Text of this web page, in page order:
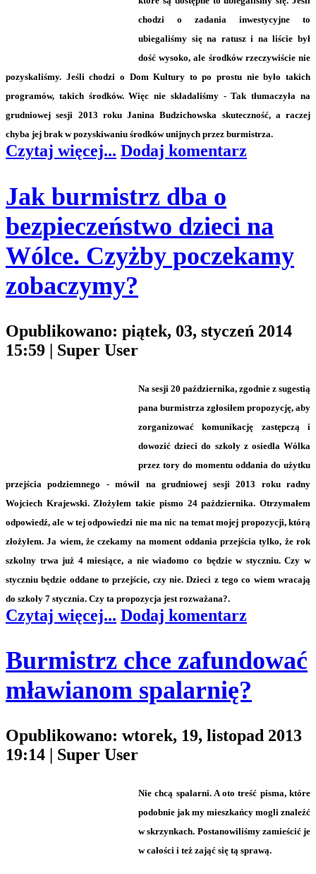
chodzi o zadania inwestycyjne to
ubiegaliśmy się na ratusz i na liście był
dość wysoko, ale środków rzeczywiście nie
pozyskaliśmy. Jeśli chodzi o Dom Kultury to po prostu nie było takich
programów, takich środków. Więc nie składaliśmy - Tak tłumaczyła na
grudniowej sesji 2013 roku Janina Budzichowska skuteczność, a raczej
chyba jej brak w pozyskiwaniu środków unijnych przez burmistrza.
Czytaj więcej... Dodaj komentarz
Jak burmistrz dba o
bezpieczeństwo dzieci na
Wólce. Czyżby poczekamy
zobaczymy?
Opublikowano: piątek, 03, styczeń 2014
15:59 | Super User
Na sesji 20 października, zgodnie z sugestią
pana burmistrza zgłosiłem propozycję, aby
zorganizować komunikację zastępczą i
dowozić dzieci do szkoły z osiedla Wólka
przez tory do momentu oddania do użytku
przejścia podziemnego - mówił na grudniowej sesji 2013 roku radny
Wojciech Krajewski. Złożyłem takie pismo 24 października. Otrzymałem
odpowiedź, ale w tej odpowiedzi nie ma nic na temat mojej propozycji, którą
złożyłem. Ja wiem, że czekamy na moment oddania przejścia tylko, że rok
szkolny trwa już 4 miesiące, a nie wiadomo co będzie w styczniu. Czy w
styczniu będzie oddane to przejście, czy nie. Dzieci z tego co wiem wracają
do szkoły 7 stycznia. Czy ta propozycja jest rozważana?.
Czytaj więcej... Dodaj komentarz
Burmistrz chce zafundować
mławianom spalarnię?
Opublikowano: wtorek, 19, listopad 2013
19:14
Super User
Nie chcą spalarni. A oto treść pisma, które
podobnie jak my mieszkańcy mogli znaleźć
w skrzynkach. Postanowiliśmy zamieścić je
w całości i też zająć się tą sprawą.